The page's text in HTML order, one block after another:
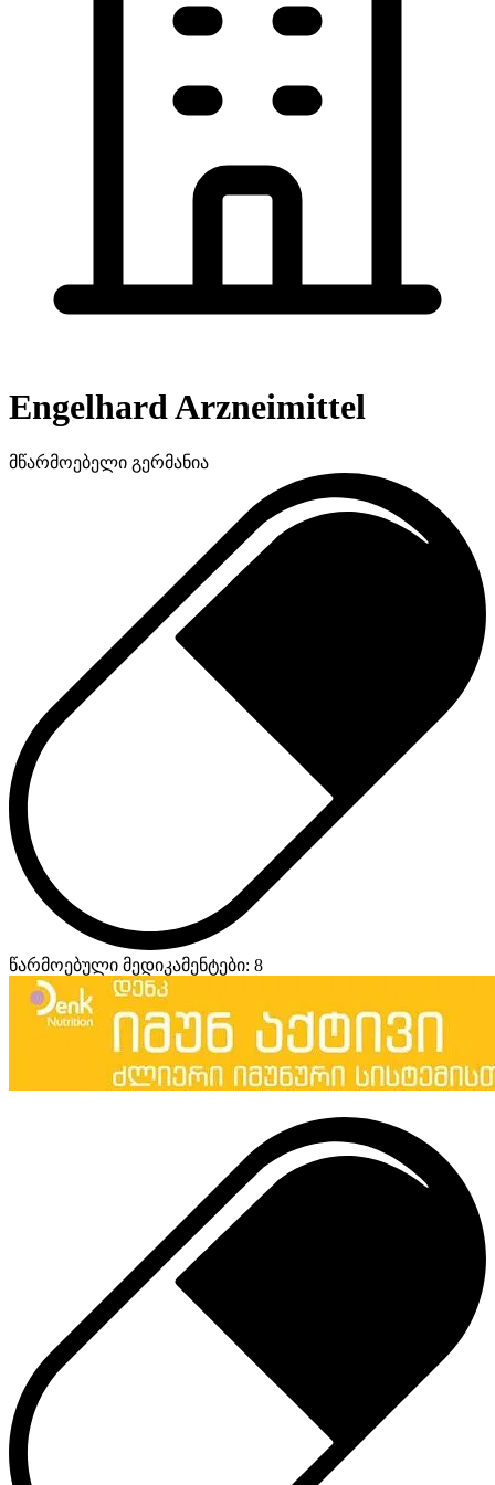
Engelhard Arzneimittel
მწარმოებელი გერმანია
წარმოებული მედიკამენტები: 8